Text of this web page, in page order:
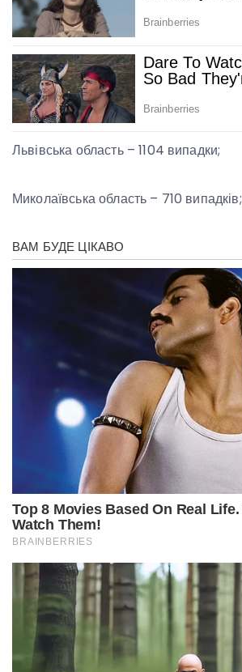
Львівська область – 1104 випадки;
Миколаївська область – 710 випадків;